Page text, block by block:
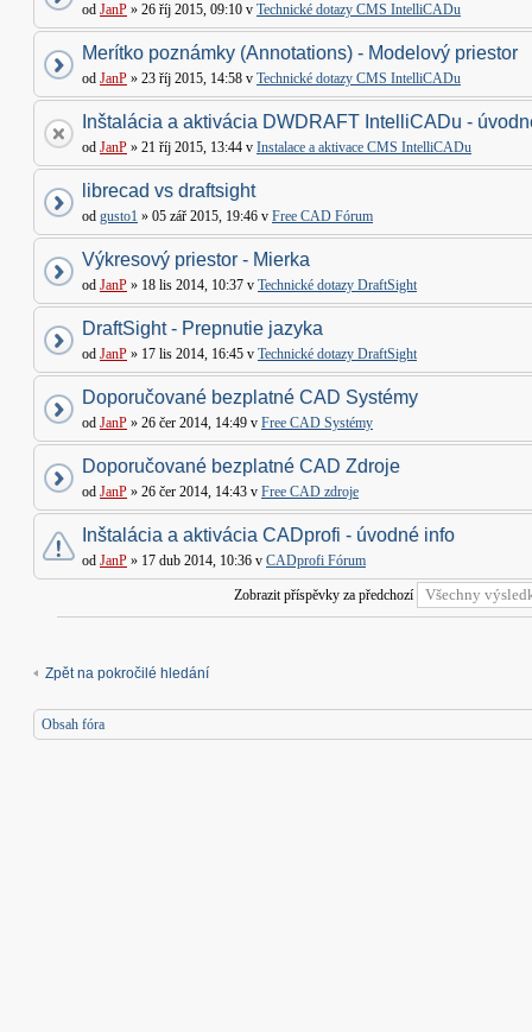
od JanP » 26 říj 2015, 09:10 v Technické dotazy CMS IntelliCADu
Merítko poznámky (Annotations) - Modelový priestor
od JanP » 23 říj 2015, 14:58 v Technické dotazy CMS IntelliCADu
Inštalácia a aktivácia DWDRAFT IntelliCADu -
od JanP » 21 říj 2015, 13:44 v Instalace a aktivace CMS IntelliCADu
librecad vs draftsight
od gusto1 » 05 zář 2015, 19:46 v Free CAD Fórum
Výkresový priestor - Mierka
od JanP » 18 lis 2014, 10:37 v Technické dotazy DraftSight
DraftSight - Prepnutie jazyka
od JanP » 17 lis 2014, 16:45 v Technické dotazy DraftSight
Doporučované bezplatné CAD Systémy
od JanP » 26 čer 2014, 14:49 v Free CAD Systémy
Doporučované bezplatné CAD Zdroje
od JanP » 26 čer 2014, 14:43 v Free CAD zdroje
Inštalácia a aktivácia CADprofi - úvodné info
od JanP » 17 dub 2014, 10:36 v CADprofi Fórum
Zobrazit příspěvky za předchozí
Zpět na pokročilé hledání
Obsah fóra